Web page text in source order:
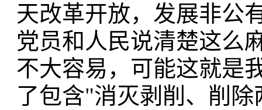
天改革开放，发展非公
党员和人民说清楚这么
不大容易，可能这就是
了包含"消灭剥削、削